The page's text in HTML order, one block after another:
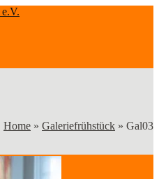
Home » Galeriefrühstück » Gal03